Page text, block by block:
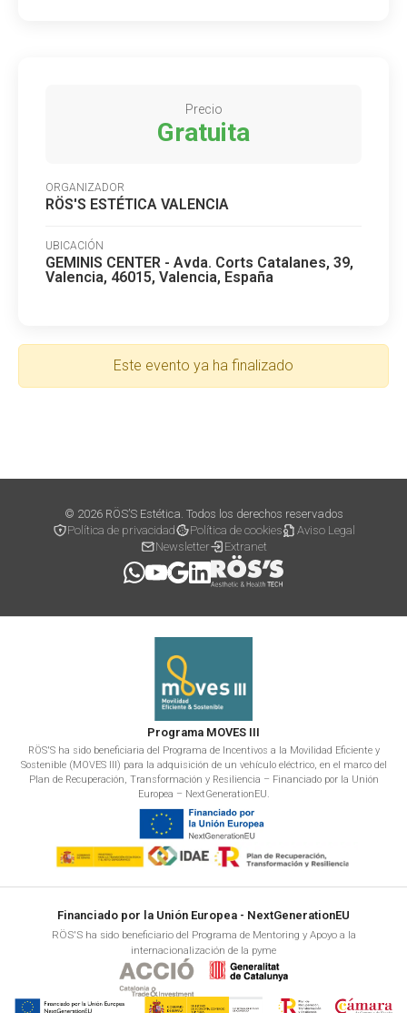
Precio
Gratuita
ORGANIZADOR
RÖS'S ESTÉTICA VALENCIA
UBICACIÓN
GEMINIS CENTER - Avda. Corts Catalanes, 39,
Valencia, 46015, Valencia, España
Este evento ya ha finalizado
© 2026 RÖS’S Estética. Todos los derechos reservados
Política de privacidad
Política de cookies
Aviso Legal
Newsletter
Extranet
Programa MOVES III
RÖS'S ha sido beneficiaria del Programa de Incentivos a la Movilidad Eficiente y
Sostenible (MOVES III) para la adquisición de un vehículo eléctrico, en el marco del
Plan de Recuperación, Transformación y Resiliencia – Financiado por la Unión
Europea – NextGenerationEU.
Financiado por la Unión Europea - NextGenerationEU
RÖS'S ha sido beneficiario del Programa de Mentoring y Apoyo a la
internacionalización de la pyme